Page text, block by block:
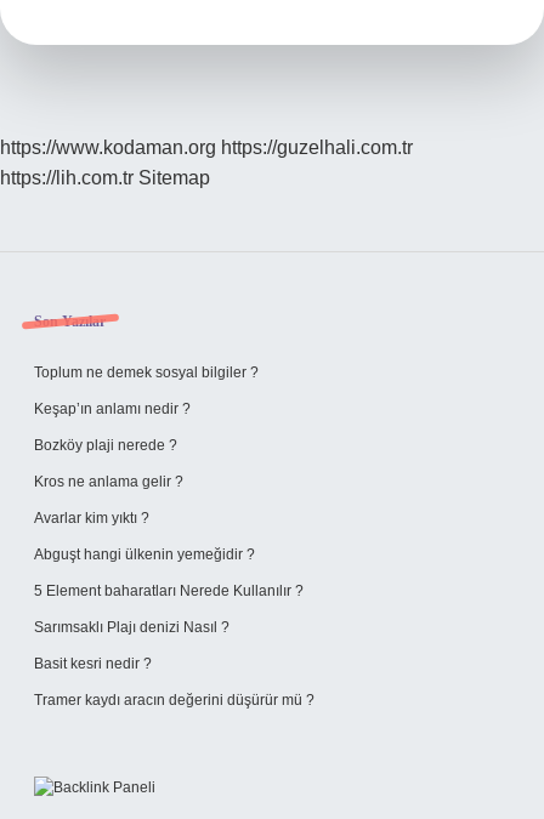
https://www.kodaman.org https://guzelhali.com.tr
https://lih.com.tr Sitemap
Sidebar
Son Yazılar
Toplum ne demek sosyal bilgiler ?
Keşap’ın anlamı nedir ?
Bozköy plaji nerede ?
Kros ne anlama gelir ?
Avarlar kim yıktı ?
Abguşt hangi ülkenin yemeğidir ?
5 Element baharatları Nerede Kullanılır ?
Sarımsaklı Plajı denizi Nasıl ?
Basit kesri nedir ?
Tramer kaydı aracın değerini düşürür mü ?